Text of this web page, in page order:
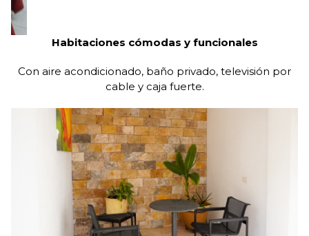
WiFi gratuito
Conexión disponible en áreas comunes del hotel.
Piscina al aire libre
Perfecta para relajarse después de un día de